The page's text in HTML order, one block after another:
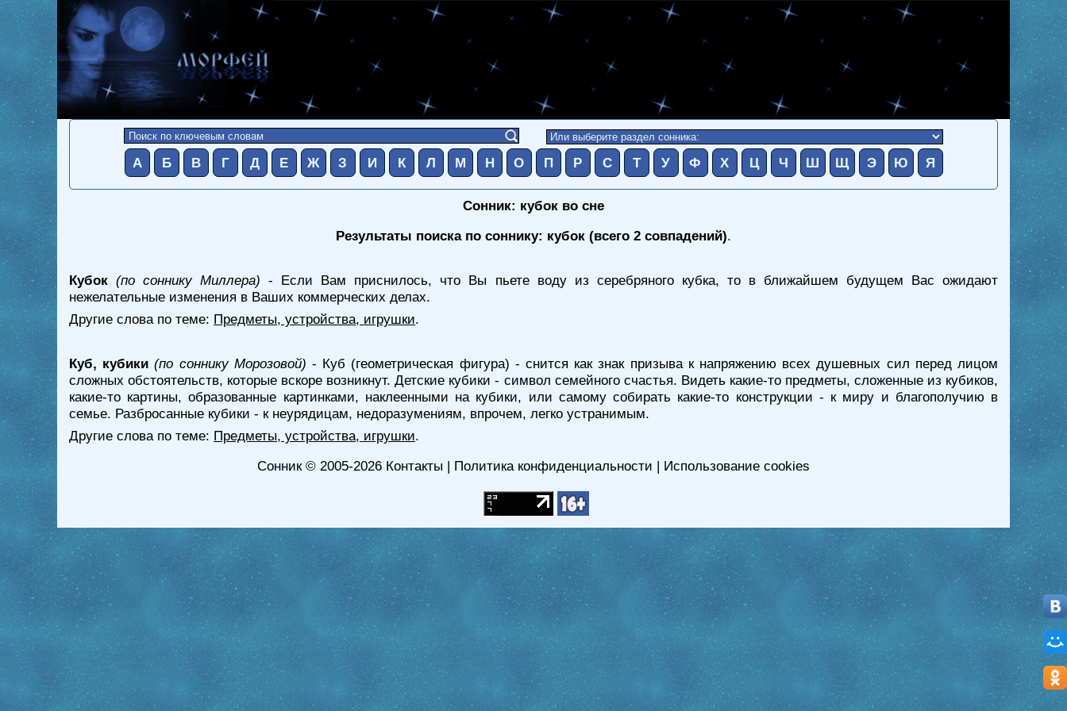
А Б В Г Д Е Ж З И К Л М Н О П Р С Т У Ф Х Ц Ч Ш Щ Э Ю Я
Сонник: кубок во сне
Результаты поиска по соннику: кубок (всего 2 совпадений).
Кубок (по соннику Миллера) - Если Вам приснилось, что Вы пьете воду из серебряного кубка, то в ближайшем будущем Вас ожидают
нежелательные изменения в Ваших коммерческих делах.
Другие слова по теме: Предметы, устройства, игрушки.
Куб, кубики (по соннику Морозовой) - Куб (геометрическая фигура) - снится как знак призыва к напряжению всех душевных сил перед лицом
сложных обстоятельств, которые вскоре возникнут. Детские кубики - символ семейного счастья. Видеть какие-то предметы, сложенные из кубиков,
какие-то картины, образованные картинками, наклеенными на кубики, или самому собирать какие-то конструкции - к миру и благополучию в
семье. Разбросанные кубики - к неурядицам, недоразумениям, впрочем, легко устранимым.
Другие слова по теме: Предметы, устройства, игрушки.
Сонник© 2005-2026 Контакты | Политика конфиденциальности | Использование cookies